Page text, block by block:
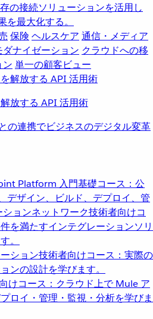
の接続ソリューションを活用し
最大化する。
保険 ヘルスケア 通信・メディア
ナイゼーション クラウドへの移
ン 単一の顧客ビュー
放する API 活用術
の連携でビジネスのデジタル変革
Platform 入門基礎コース：公
デザイン、ビルド、デプロイ、管
ョンネットワーク技術者向けコ
を満たすインテグレーションソリ
。
ション技術者向けコース：実際の
ンの設計を学びます。
けコース：クラウド上で Mule ア
ロイ・管理・監視・分析を学びま